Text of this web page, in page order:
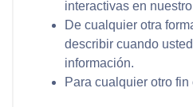
interactivas en
De cualquier otra
describir cuando
información.
Para cualquier otro